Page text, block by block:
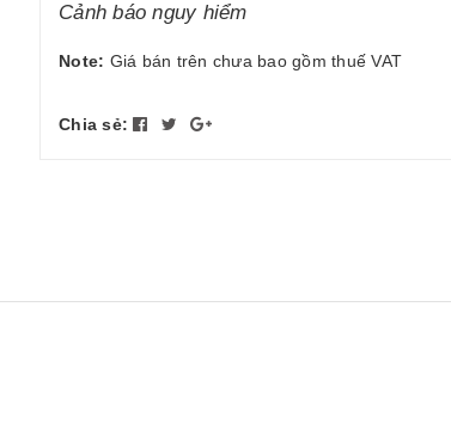
Cảnh báo nguy hiểm
Note: Giá bán trên chưa bao gồm thuế VAT
Chia sẻ: